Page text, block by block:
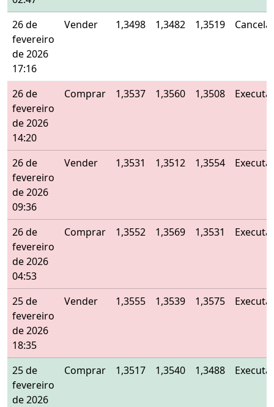
26 de
fevereiro
de 2026
17:16
Vender 1,3498 1,3482 1,3519
26 de
fevereiro
de 2026
14:20
Comprar 1,3537 1,3560 1,3508
26 de
fevereiro
de 2026
09:36
Vender 1,3531 1,3512 1,3554
26 de
fevereiro
de 2026
04:53
Comprar 1,3552 1,3569 1,3531
25 de
fevereiro
de 2026
18:35
Vender 1,3555 1,3539 1,3575
25 de
fevereiro
de 2026
Comprar 1,3517 1,3540 1,3488